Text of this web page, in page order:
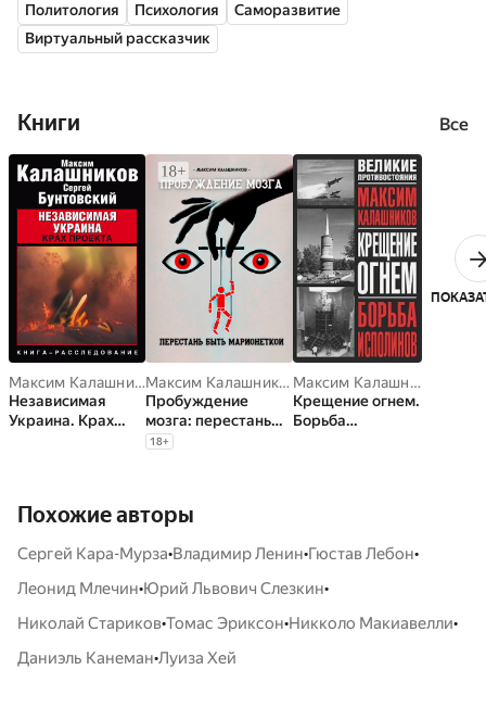
Политология Психология
Саморазвитие
Виртуальный рассказчик
Книги Все
Максим Калашников ,Сергей Бунтовский
Независимая
Украина. Крах
Максим Калашников
Пробуждение
мозга: перестань
быть марионеткой
18+
Максим Калашников
Крещение огнем.
Борьба
Похожие авторы
Сергей Кара-Мурза•Владимир Ленин•Гюстав Лебон•
Леонид Млечин•Юрий Львович Слезкин•
Николай Стариков•Томас Эриксон•Никколо Макиавелли•
Даниэль Канеман•Луиза Хей